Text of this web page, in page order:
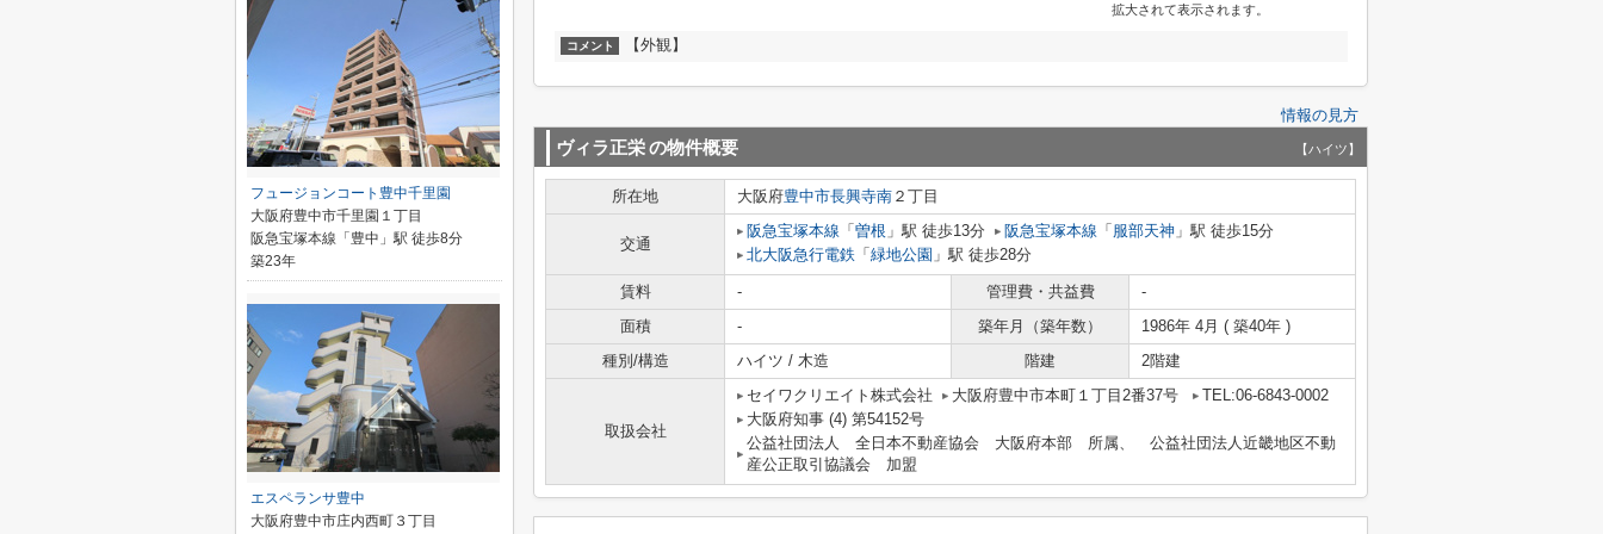
拡大されて表示されます。
コメント 【外観】
情報の見方
ヴィラ正栄の物件概要 【ハイツ】
所在地 大阪府豊中市長興寺南 ２丁目
交通
阪急宝塚本線 「 曽根 」駅 徒歩13分 阪急宝塚本線 「 服部天神 」駅 徒歩15分
北大阪急行電鉄 「 緑地公園 」駅 徒歩28分
賃料 - 管理費・共益費
-
面積
- 築年月（築年数）
1986年 4月 ( 築40年 )
種別/構造
ハイツ / 木造 階建 2階建
取扱会社
セイワクリエイト株式会社 大阪府豊中市本町１丁目2番37号
TEL:06-6843-0002
大阪府知事 (4) 第54152号
公益社団法人 全日本不動産協会 大阪府本部 所属、 公益社団法人近畿地区不動
産公正取引協議会 加盟
フュージョンコート豊中千里園
大阪府豊中市千里園１丁目
阪急宝塚本線「豊中」駅 徒歩8分
築23年
エスペランサ豊中
大阪府豊中市庄内西町３丁目